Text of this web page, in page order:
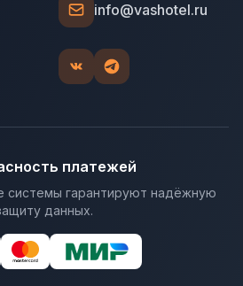
info@vashotel.ru
платежей
системы гарантируют надёжную
данных.